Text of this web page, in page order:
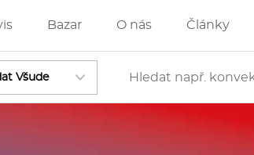
Bazar O nás Články